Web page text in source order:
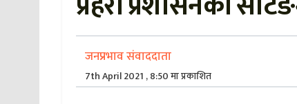
जनप्रभाव संवाददाता
7th April 2021 , 8:50 मा प्रकाशित